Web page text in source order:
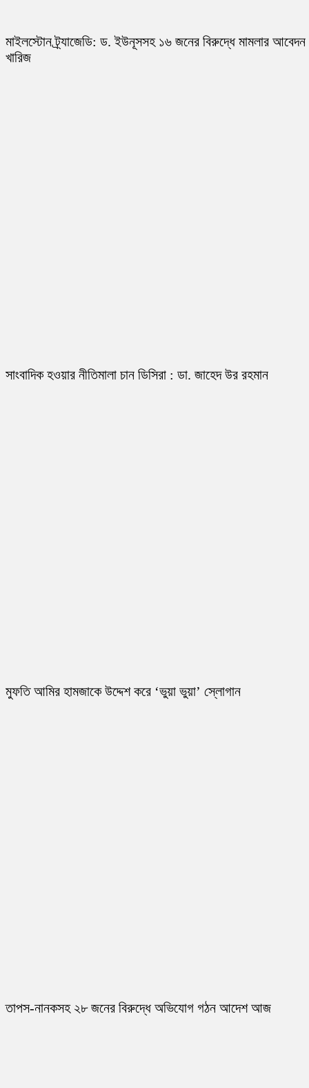
মাইলস্টোন ট্র্যাজেডি: ড. ইউনূসসহ ১৬ জনের বিরুদ্ধে মামলার আবেদন
খারিজ
সাংবাদিক হওয়ার নীতিমালা চান ডিসিরা : ডা. জাহেদ উর রহমান
মুফতি আমির হামজাকে উদ্দেশ করে ‘ভুয়া ভুয়া’ স্লোগান
তাপস-নানকসহ ২৮ জনের বিরুদ্ধে অভিযোগ গঠন আদেশ আজ